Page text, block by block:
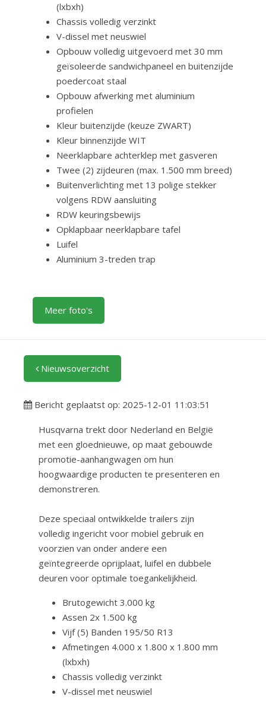
(lxbxh)
Chassis volledig verzinkt
V-dissel met neuswiel
Opbouw volledig uitgevoerd met 30 mm
geïsoleerde sandwichpaneel en buitenzijde
poedercoat staal
Opbouw afwerking met aluminium
profielen
Kleur buitenzijde (keuze ZWART)
Kleur binnenzijde WIT
Neerklapbare achterklep met gasveren
Twee (2) zijdeuren (max. 1.500 mm breed)
Buitenverlichting met 13 polige stekker
volgens RDW aansluiting
RDW keuringsbewijs
Opklapbaar neerklapbare tafel
Luifel
Aluminium 3-treden trap
Meer foto's
Nieuwsoverzicht
Bericht geplaatst op: 2025-12-01 11:03:51
Husqvarna trekt door Nederland en België
met een gloednieuwe, op maat gebouwde
promotie-aanhangwagen om hun
hoogwaardige producten te presenteren en
demonstreren.
Deze speciaal ontwikkelde trailers zijn
volledig ingericht voor mobiel gebruik en
voorzien van onder andere een
geïntegreerde oprijplaat, luifel en dubbele
deuren voor optimale toegankelijkheid.
Brutogewicht 3.000 kg
Assen 2x 1.500 kg
Vijf (5) Banden 195/50 R13
Afmetingen 4.000 x 1.800 x 1.800 mm
(lxbxh)
Chassis volledig verzinkt
V-dissel met neuswiel